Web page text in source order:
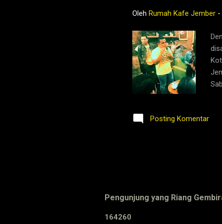
Oleh Rumah Kafe Jember -
Posting Komentar
Pengunjung yang Riang
1 64260